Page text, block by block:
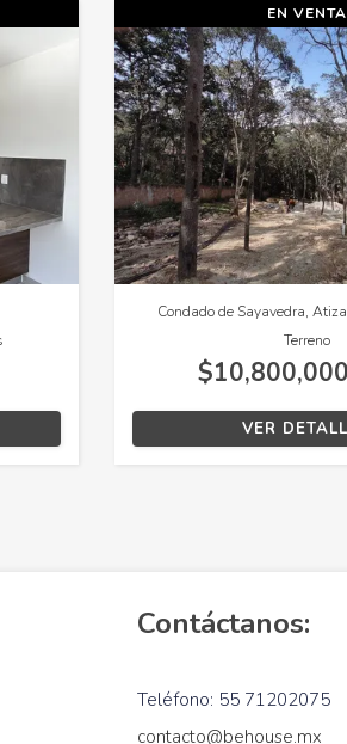
Naucalpan de Juárez
2 baños
MXN
Contáctanos:
Teléfono: 55 71202075
contacto@behouse.mx